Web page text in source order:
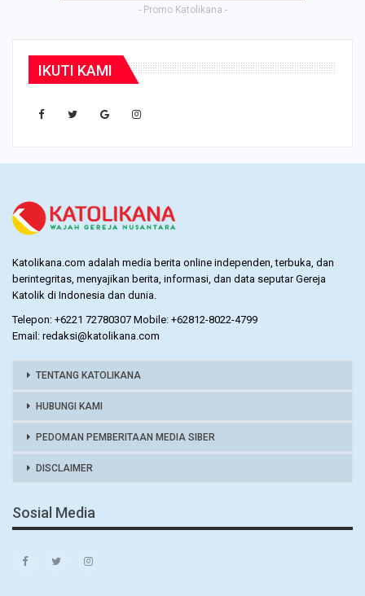
- Promo Katolikana -
IKUTI KAMI
Katolikana.com adalah media berita online independen, terbuka, dan
berintegritas, menyajikan berita, informasi, dan data seputar Gereja
Katolik di Indonesia dan dunia.
Telepon: +6221 72780307 Mobile: +62812-8022-4799
Email: redaksi@katolikana.com
TENTANG KATOLIKANA
HUBUNGI KAMI
PEDOMAN PEMBERITAAN MEDIA SIBER
DISCLAIMER
Sosial Media